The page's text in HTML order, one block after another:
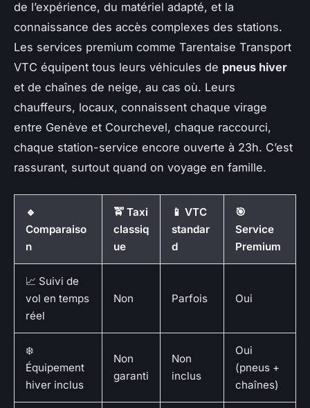
de l’expérience, du matériel adapté, et la
connaissance des accès complexes des stations.
Les services premium comme Tarentaise Transport
VTC équipent tous leurs véhicules de pneus hiver
et de chaînes de neige, au cas où. Leurs
chauffeurs, locaux, connaissent chaque virage
entre Genève et Courchevel, chaque raccourci,
chaque station-service encore ouverte à 23h. C’est
rassurant, surtout quand on voyage en famille.
🔹
Comparaiso
n
🚖 Taxi
classiq
ue
📱 VTC
standar
d
🎯
Service
Premium
📈 Suivi de
vol en temps
réel
Non Parfois Oui
❄️
Équipement
hiver inclus
Non
garanti
Non
inclus
Oui
(pneus +
chaînes)